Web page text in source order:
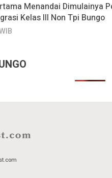
Menandai Dimulainya
Kelas III Non Tpi Bungo